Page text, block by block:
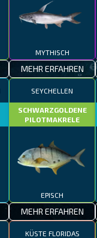
MYTHISCH
MEHR ERFAHREN
SEYCHELLEN
SCHWARZGOLDENE
PILOTMAKRELE
EPISCH
MEHR ERFAHREN
KÜSTE FLORIDAS